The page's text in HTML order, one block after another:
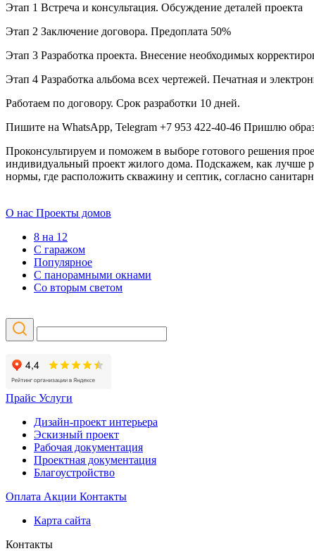
Этап 1 Встреча и консультация. Обсуждение деталей проекта
Этап 2 Заключение договора. Предоплата 50%
Этап 3 Разработка проекта. Внесение необходимых
Этап 4 Разработка альбома всех чертежей. Печатная и
Работаем по договору. Срок разработки 10 дней.
Пишите на WhatsApp, Telegram +7 953 422-40-46 Пришлю
Проконсультируем и поможем в выборе готового решения
индивидуальный проект жилого дома. Подскажем, как лучше
нормы, где расположить скважину и септик, согласно
О нас Проекты домов
8 на 12
С гаражом
Популярное
С панорамными окнами
Со вторым светом
Прайс Услуги
Дизайн-проект интерьера
Эскизный проект
Рабочая документация
Проектная документация
Благоустройство
Оплата Акции Контакты
Карта сайта
Контакты